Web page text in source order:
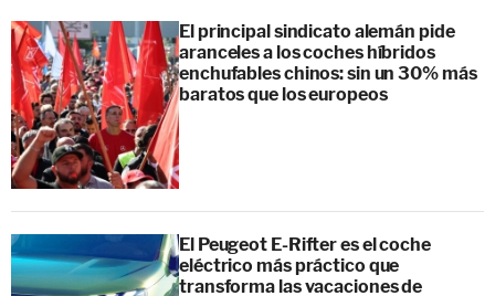
El principal sindicato alemán pide
aranceles a los coches híbridos
enchufables chinos: sin un 30% más
baratos que los europeos
El Peugeot E-Rifter es el coche
eléctrico más práctico que
transforma las vacaciones de